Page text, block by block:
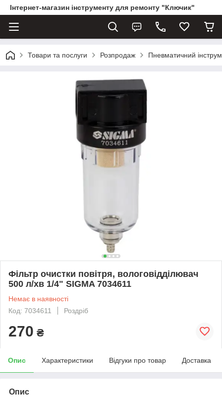
Інтернет-магазин інструменту для ремонту "Ключик"
Товари та послуги Розпродаж Пневматичний
Фільтр очистки повітря, вологовідділювач
500 л/хв 1/4" SIGMA 7034611
Немає в наявності
Код: 7034611
Роздріб
270 ₴
Опис Характеристики Відгуки про товар Доставка
Опис